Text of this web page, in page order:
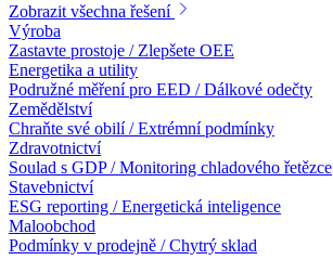
Zobrazit všechna řešení
Výroba
Zastavte prostoje / Zlepšete OEE
Energetika a utility
Podružné měření pro EED / Dálkové odečty
Zemědělství
Chraňte své obilí / Extrémní podmínky
Zdravotnictví
Soulad s GDP / Monitoring chladového řetězce
Stavebnictví
ESG reporting / Energetická inteligence
Maloobchod
Podmínky v prodejně / Chytrý sklad